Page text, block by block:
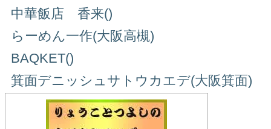
中華飯店 香来()
らーめん一作(大阪高槻)
BAQKET()
箕面デニッシュサトウカエデ(大阪箕面)